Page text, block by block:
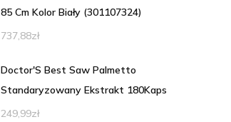
85 Cm Kolor Biały (301107324)
737,88zł
Doctor'S Best Saw Palmetto
Standaryzowany Ekstrakt 180Kaps
249,99zł